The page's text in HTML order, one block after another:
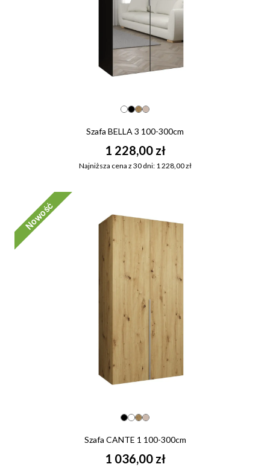
Szafa BELLA 3 100-300cm
1 228,00 zł
Najniższa cena z 30 dni: 1 228,00 zł
Nowość
Szafa CANTE 1 100-300cm
1 036,00 zł